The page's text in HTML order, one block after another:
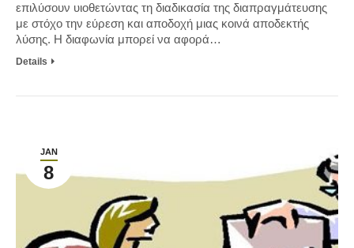
επιλύσουν υιοθετώντας τη διαδικασία της διαπραγμάτευσης
με στόχο την εύρεση και αποδοχή μιας κοινά αποδεκτής
λύσης. Η διαφωνία μπορεί να αφορά…
Details
JAN
8